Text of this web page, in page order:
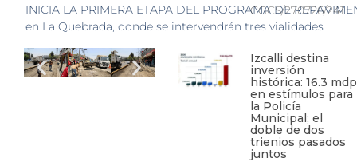
INICIA LA PRIMERA ETAPA DEL PROGRAMA DE
en La Quebrada, donde se intervendrán tres vialidades
CGCS/270726/241
Izcalli destina
inversión
histórica: 16.3 mdp
en estímulos para
la Policía
Municipal; el
doble de dos
trienios pasados
juntos